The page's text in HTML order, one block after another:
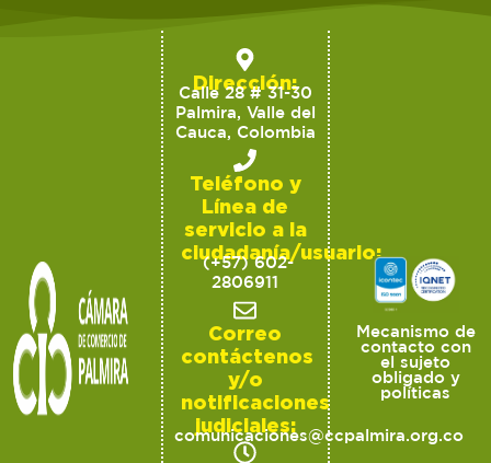
Dirección:
Calle 28 # 31-30
Palmira, Valle del
Cauca, Colombia
Teléfono y
Línea de
servicio a la
ciudadanía/usuario:
(+57) 602-
2806911
Correo
contáctenos
y/o
notificaciones
judiciales:
comunicaciones@ccpalmira.org.co
Mecanismo de
contacto con
el sujeto
obligado y
políticas